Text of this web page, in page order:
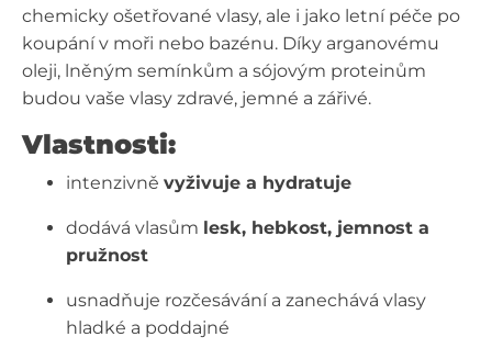
chemicky ošetřované vlasy, ale i jako letní péče po
koupání v moři nebo bazénu. Díky arganovému
oleji, lněným semínkům a sójovým proteinům
budou vaše vlasy zdravé, jemné a zářivé.
Vlastnosti:
intenzivně vyživuje a hydratuje
dodává vlasům lesk, hebkost, jemnost a
pružnost
usnadňuje rozčesávání a zanechává vlasy
hladké a poddajné